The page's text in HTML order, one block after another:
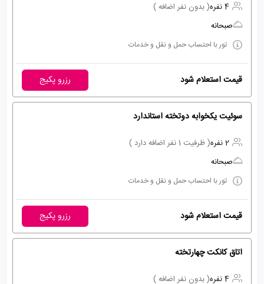
4 نفره
( بدون نفر اضافه )
صبحانه
تور با احتساب حمل و نقل و خدمات
قیمت استعلام شود رزرو پکیج
سوئیت یکخوابه دوتخته استاندارد
2 نفره
( ظرفیت 1 نفر اضافه دارد )
صبحانه
تور با احتساب حمل و نقل و خدمات
قیمت استعلام شود رزرو پکیج
اتاق کانکت چهارتخته
4 نفره ( بدون نفر اضافه )